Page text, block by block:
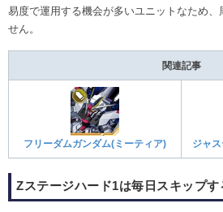
易度で運用する機会が多いユニットなため、
せん。
関連記事
フリーダムガンダム(ミーティア) ジャ
Zステージハード1は毎日スキップす